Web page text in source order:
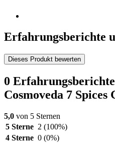
Erfahrungsberichte
Dieses Produkt bewerten
0
Cosmoveda 7 Spices
5,0 von 5 Sternen
5 Sterne 2 (100%)
4 Sterne 0 (0%)